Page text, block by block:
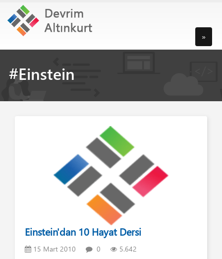
»
#Einstein
Einstein'dan 10 Hayat Dersi
15 Mart 2010 0 5.642